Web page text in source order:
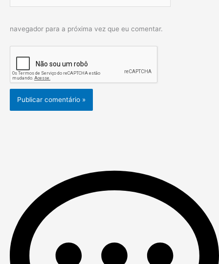
navegador para a próxima vez que eu comentar.